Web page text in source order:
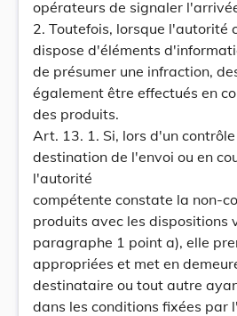
opérateurs de signaler
2. Toutefois, lorsque l'autorité
dispose d'éléments
de présumer une infraction,
également être effectués en
des produits.
Art. 13. 1. Si, lors d'un
destination de l'envoi ou en
l'autorité
compétente constate la non-
produits avec les dispositions
paragraphe 1 point a), elle
appropriées et met en
destinataire ou tout autre
dans les conditions fixées par